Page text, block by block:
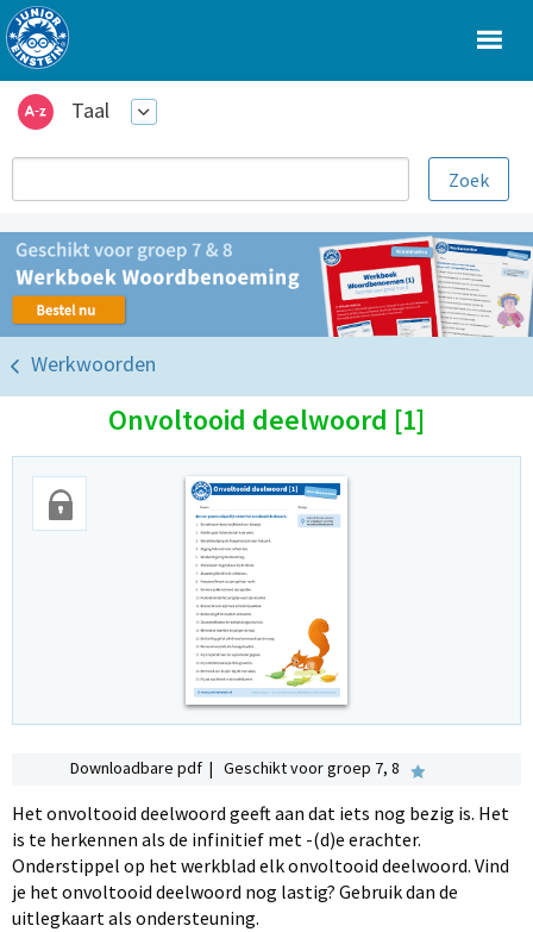
Taal
Werkwoorden
Onvoltooid deelwoord [1]
Downloadbare pdf | Geschikt voor groep 7, 8
Het onvoltooid deelwoord geeft aan dat iets nog bezig is. Het
is te herkennen als de infinitief met -(d)e erachter.
Onderstippel op het werkblad elk onvoltooid deelwoord. Vind
je het onvoltooid deelwoord nog lastig? Gebruik dan de
uitlegkaart als ondersteuning.